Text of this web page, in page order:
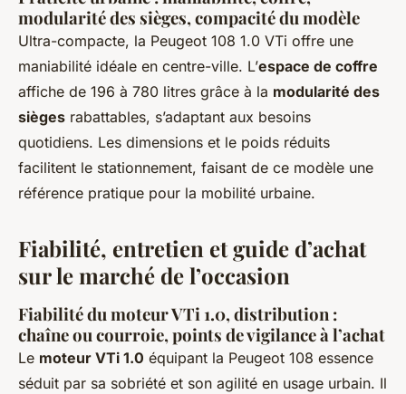
modularité des sièges, compacité du modèle
Ultra-compacte, la Peugeot 108 1.0 VTi offre une
maniabilité idéale en centre-ville. L’espace de coffre
affiche de 196 à 780 litres grâce à la modularité des
sièges rabattables, s’adaptant aux besoins
quotidiens. Les dimensions et le poids réduits
facilitent le stationnement, faisant de ce modèle une
référence pratique pour la mobilité urbaine.
Fiabilité, entretien et guide d’achat
sur le marché de l’occasion
Fiabilité du moteur VTi 1.0, distribution :
chaîne ou courroie, points de vigilance à l’achat
Le moteur VTi 1.0 équipant la Peugeot 108 essence
séduit par sa sobriété et son agilité en usage urbain. Il